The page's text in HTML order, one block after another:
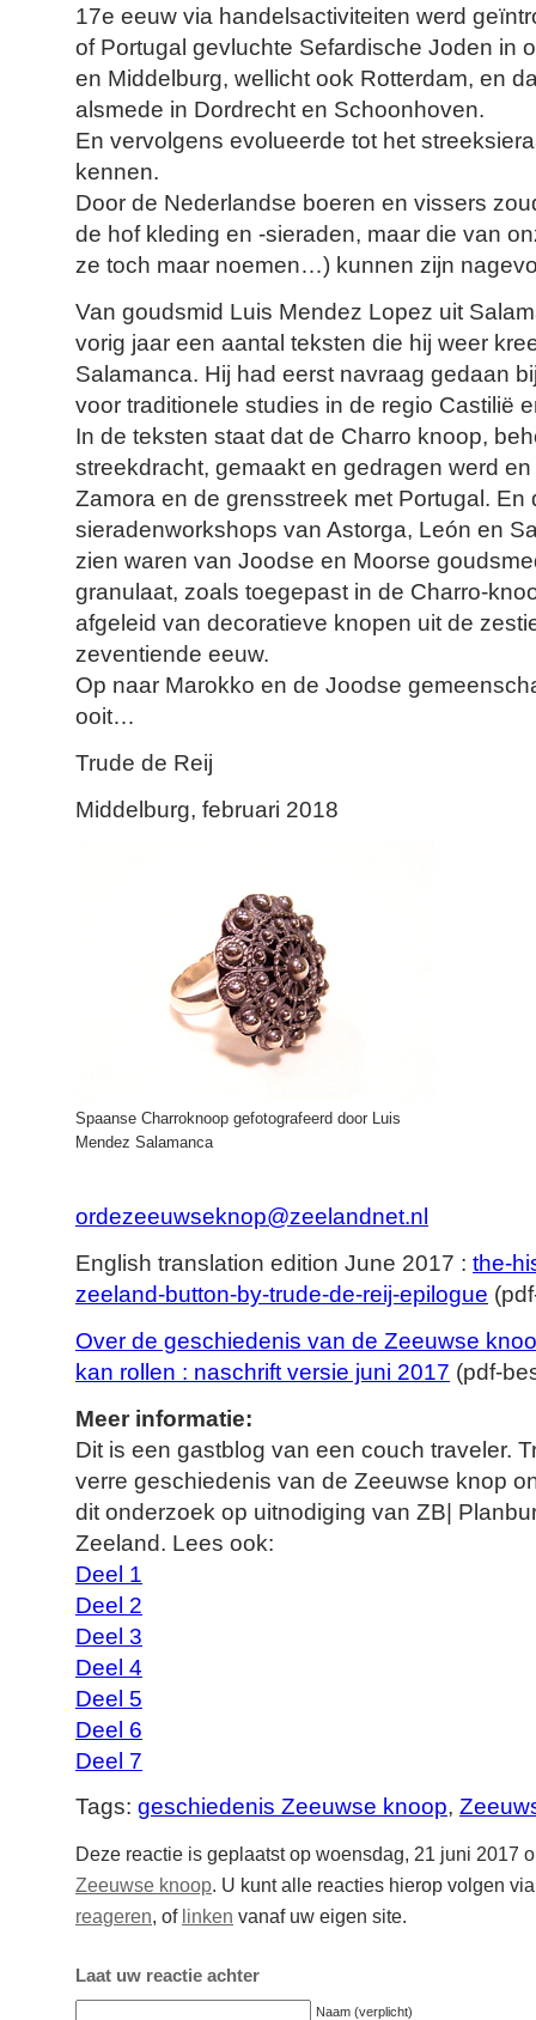
17e eeuw via handelsactiviteiten werd
of Portugal gevluchte Sefardische Joden in
en Middelburg, wellicht ook Rotterdam, en
alsmede in Dordrecht en Schoonhoven.
En vervolgens evolueerde tot het
kennen.
Door de Nederlandse boeren en vissers
de hof kleding en -sieraden, maar die van
ze toch maar noemen…) kunnen zijn
Van goudsmid Luis Mendez Lopez uit
vorig jaar een aantal teksten die hij weer
Salamanca. Hij had eerst navraag gedaan
voor traditionele studies in de regio Castilië
In de teksten staat dat de Charro knoop,
streekdracht, gemaakt en gedragen werd
Zamora en de grensstreek met Portugal. En
sieradenworkshops van Astorga, León en
zien waren van Joodse en Moorse
granulaat, zoals toegepast in de Charro-
afgeleid van decoratieve knopen uit de
zeventiende eeuw.
Op naar Marokko en de Joodse
ooit…
Trude de Reij
Middelburg, februari 2018
Spaanse Charroknoop gefotografeerd door Luis
Mendez Salamanca
ordezeeuwseknop@zeelandnet.nl
English translation edition June 2017 : the-
zeeland-button-by-trude-de-reij-epilogue
Over de geschiedenis van de Zeeuwse
kan rollen : naschrift versie juni 2017 (pdf-
Meer informatie:
Dit is een gastblog van een couch traveler.
verre geschiedenis van de Zeeuwse knop
dit onderzoek op uitnodiging van ZB|
Zeeland. Lees ook:
Deel 1
Deel 2
Deel 3
Deel 4
Deel 5
Deel 6
Deel 7
Tags: geschiedenis Zeeuwse knoop,
Deze reactie is geplaatst op woensdag, 21 juni 2017
Zeeuwse knoop. U kunt alle reacties hierop volgen
reageren, of linken vanaf uw eigen site.
Laat uw reactie achter
Naam (verplicht)